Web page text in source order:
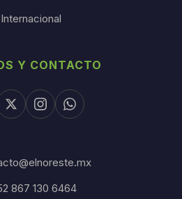
Internacional
Y CONTACTO
867 130 6464